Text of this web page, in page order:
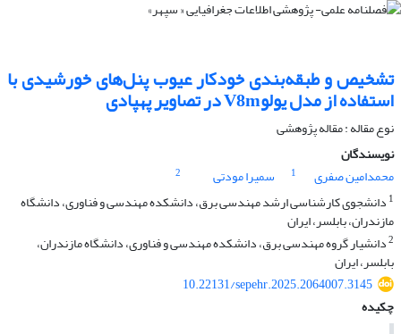
تشخیص و طبقه‌بندی خودکار عیوب پنل‌های خورشیدی با
استفاده از مدل یولوV8m در تصاویر پهپادی
نوع مقاله : مقاله پژوهشی
نویسندگان
محمدامین صفری
1 سمیرا مودتی
2
1 دانشجوی کارشناسی ارشد مهندسی برق، دانشکده مهندسی و فناوری، دانشگاه
مازندران، بابلسر، ایران
2دانشیار گروه مهندسی برق، دانشکده مهندسی و فناوری، دانشگاه مازندران،
بابلسر، ایران
10.22131/sepehr.2025.2064007.3145
چکیده